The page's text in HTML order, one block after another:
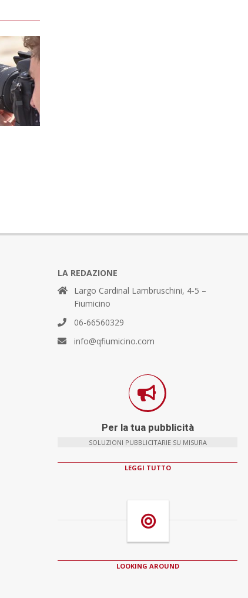
LA REDAZIONE
Largo Cardinal Lambruschini, 4-5 –
Fiumicino
06-66560329
info@qfiumicino.com
Per la tua pubblicità
SOLUZIONI PUBBLICITARIE SU MISURA
LEGGI TUTTO
LOOKING AROUND